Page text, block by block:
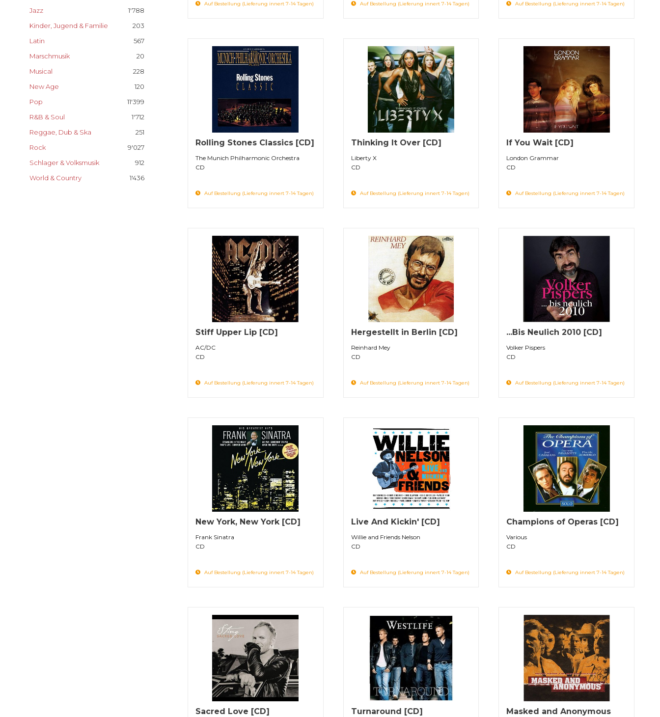
1'788
Jazz
203
Kinder, Jugend & Familie
567
Latin
20
Marschmusik
228
Musical
120
New Age
11'399
Pop
1'712
R&B & Soul
251
Reggae, Dub & Ska
9'027
Rock
912
Schlager & Volksmusik
1'436
World & Country
Auf Bestellung (Lieferung innert 7-14 Tagen) Auf Bestellung (Lieferung innert 7-14 Tagen) Auf Bestellung (Lieferung innert 7-14 Tagen)
Rolling Stones Classics [CD]
The Munich Philharmonic Orchestra
CD
Auf Bestellung (Lieferung innert 7-14 Tagen)
Thinking It Over [CD]
Liberty X
CD
Auf Bestellung (Lieferung innert 7-14 Tagen)
If You Wait [CD]
London Grammar
CD
Auf Bestellung (Lieferung innert 7-14 Tagen)
Stiff Upper Lip [CD]
AC/DC
CD
Auf Bestellung (Lieferung innert 7-14 Tagen)
Hergestellt in Berlin [CD]
Reinhard Mey
CD
Auf Bestellung (Lieferung innert 7-14 Tagen)
...Bis Neulich 2010 [CD]
Volker Pispers
CD
Auf Bestellung (Lieferung innert 7-14 Tagen)
New York, New York [CD]
Frank Sinatra
CD
Auf Bestellung (Lieferung innert 7-14 Tagen)
Live And Kickin' [CD]
Willie and Friends Nelson
CD
Auf Bestellung (Lieferung innert 7-14 Tagen)
Champions of Operas [CD]
Various ‎
CD
Auf Bestellung (Lieferung innert 7-14 Tagen)
Sacred Love [CD] Turnaround [CD]
Masked and Anonymous